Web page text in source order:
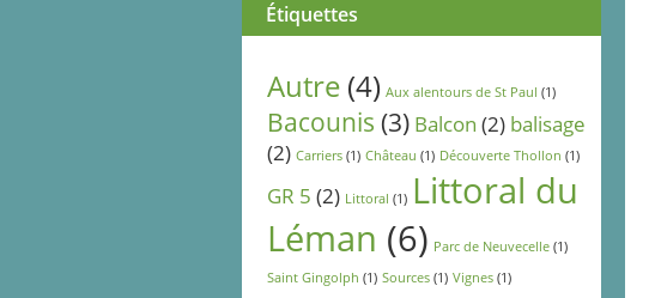
Étiquettes
Autre (4) Aux alentours de St Paul (1)
Bacounis (3) Balcon (2) balisage
(2) Carriers (1) Château (1) Découverte Thollon (1)
GR 5 (2) Littoral (1) Littoral du
Léman (6) Parc de Neuvecelle (1)
Saint Gingolph (1) Sources (1) Vignes (1)